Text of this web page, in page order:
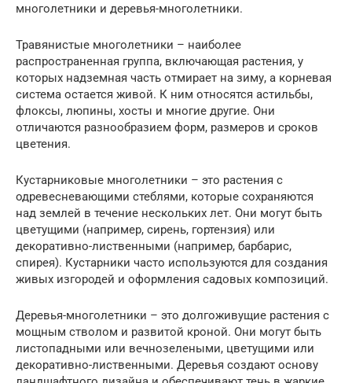
многолетники и деревья-многолетники.
Травянистые многолетники – наиболее
распространенная группа, включающая растения, у
которых надземная часть отмирает на зиму, а корневая
система остается живой. К ним относятся астильбы,
флоксы, люпины, хосты и многие другие. Они
отличаются разнообразием форм, размеров и сроков
цветения.
Кустарниковые многолетники – это растения с
одревесневающими стеблями, которые сохраняются
над землей в течение нескольких лет. Они могут быть
цветущими (например, сирень, гортензия) или
декоративно-лиственными (например, барбарис,
спирея). Кустарники часто используются для создания
живых изгородей и оформления садовых композиций.
Деревья-многолетники – это долгоживущие растения с
мощным стволом и развитой кроной. Они могут быть
листопадными или вечнозелеными, цветущими или
декоративно-лиственными. Деревья создают основу